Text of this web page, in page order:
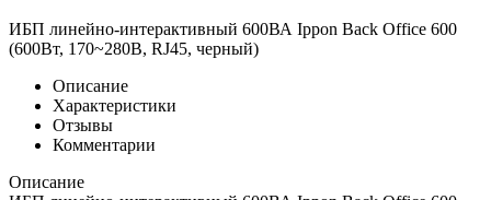
ИБП линейно-интерактивный 600ВА Ippon Back Office 600
(600Вт, 170~280В, RJ45, черный)
Описание
Характеристики
Отзывы
Комментарии
Описание